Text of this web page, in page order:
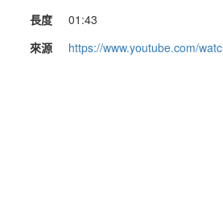
長度
01:43
來源
https://www.youtube.com/